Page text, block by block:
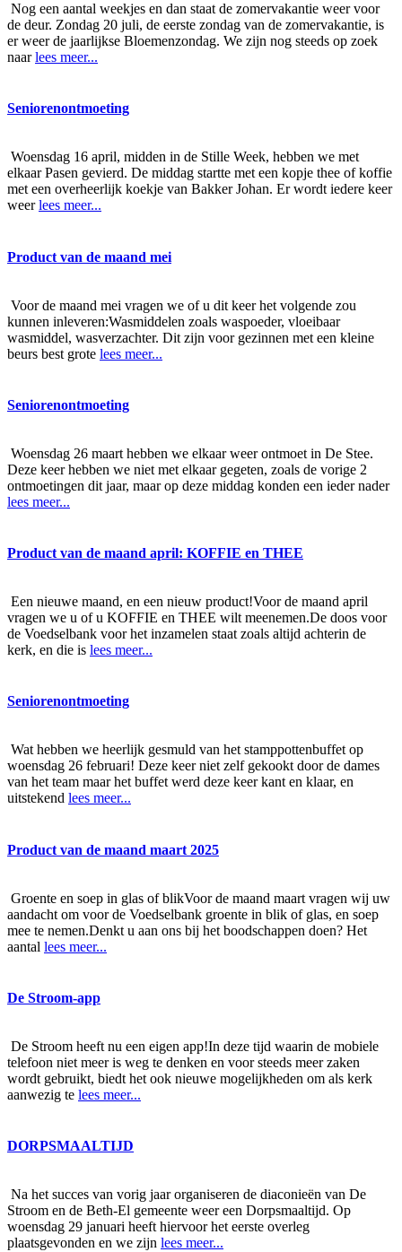
Nog een aantal weekjes en dan staat de zomervakantie weer voor
de deur. Zondag 20 juli, de eerste zondag van de zomervakantie, is
er weer de jaarlijkse Bloemenzondag. We zijn nog steeds op zoek
naarlees meer...
Seniorenontmoeting
Woensdag 16 april, midden in de Stille Week, hebben we met
elkaar Pasen gevierd. De middag startte met een kopje thee of koffie
met een overheerlijk koekje van Bakker Johan. Er wordt iedere keer
weerlees meer...
Product van de maand mei
Voor de maand mei vragen we of u dit keer het volgende zou
kunnen inleveren:Wasmiddelen zoals waspoeder, vloeibaar
wasmiddel, wasverzachter. Dit zijn voor gezinnen met een kleine
beurs best grote lees meer...
Seniorenontmoeting
Woensdag 26 maart hebben we elkaar weer ontmoet in De Stee.
Deze keer hebben we niet met elkaar gegeten, zoals de vorige 2
ontmoetingen dit jaar, maar op deze middag konden een ieder nader
lees meer...
Product van de maand april: KOFFIE en THEE
Een nieuwe maand, en een nieuw product!Voor de maand april
vragen we u of u KOFFIE en THEE wilt meenemen.De doos voor
de Voedselbank voor het inzamelen staat zoals altijd achterin de
kerk, en die is lees meer...
Seniorenontmoeting
Wat hebben we heerlijk gesmuld van het stamppottenbuffet op
woensdag 26 februari! Deze keer niet zelf gekookt door de dames
van het team maar het buffet werd deze keer kant en klaar, en
uitstekend lees meer...
Product van de maand maart 2025
Groente en soep in glas of blikVoor de maand maart vragen wij uw
aandacht om voor de Voedselbank groente in blik of glas, en soep
mee te nemen.Denkt u aan ons bij het boodschappen doen? Het
aantal lees meer...
De Stroom-app
De Stroom heeft nu een eigen app!In deze tijd waarin de mobiele
telefoon niet meer is weg te denken en voor steeds meer zaken
wordt gebruikt, biedt het ook nieuwe mogelijkheden om als kerk
aanwezig te lees meer...
DORPSMAALTIJD
Na het succes van vorig jaar organiseren de diaconieën van De
Stroom en de Beth-El gemeente weer een Dorpsmaaltijd. Op
woensdag 29 januari heeft hiervoor het eerste overleg
plaatsgevonden en we zijn lees meer...